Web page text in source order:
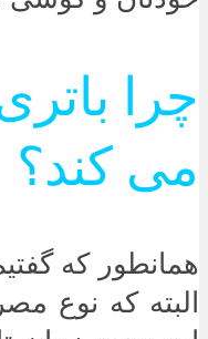
چرا
می کند؟
همانطور که
البته که نوع